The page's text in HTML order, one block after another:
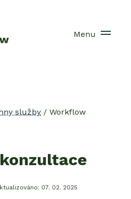
Menu
služby / Workflow
07. 02. 2025